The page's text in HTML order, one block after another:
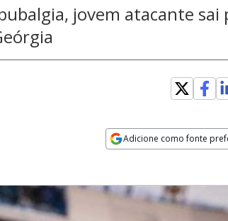
jovem atacante sai
Adicione como fonte